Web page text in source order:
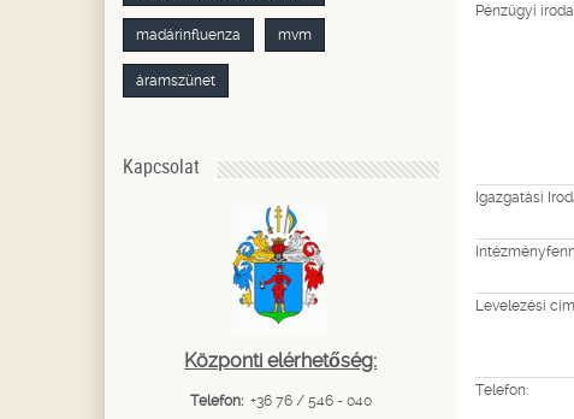
Pénzügyi
Igazgatási
Levelezési
Telefon:
madárinfluenza mvm
áramszünet
Kapcsolat
Központi elérhetőség:
Telefon: +36 76 / 546 - 040